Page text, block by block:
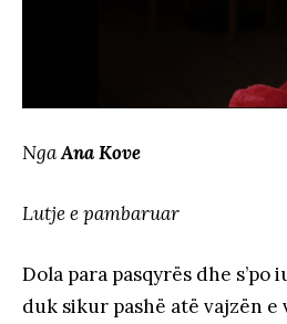
NgaAna Kove
Lutje e pambaruar
Dola para pasqyrës dhe s’po
duk sikur pashë atë vajzën e